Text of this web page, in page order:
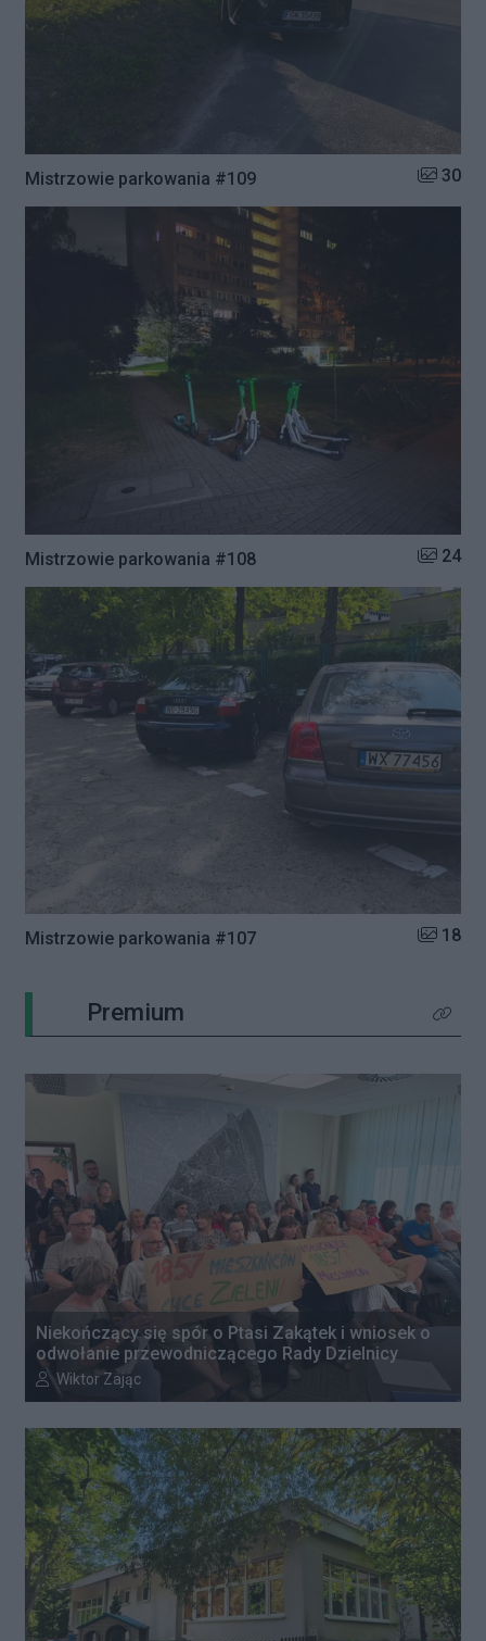
Mistrzowie parkowania #109 Liczba
30
Mistrzowie parkowania #108 Liczba
24
Mistrzowie parkowania #107 Liczba
18
Premium Kliknij
Niekończący się spór o Ptasi Zakątek i wniosek o
odwołanie przewodniczącego Rady Dzielnicy
Autor artykułu:
Wiktor Zając